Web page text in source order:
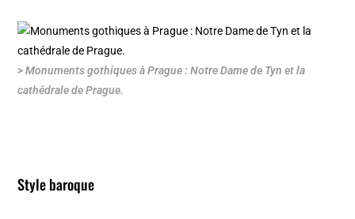
> Monuments gothiques à Prague : Notre Dame de Tyn et la
cathédrale de Prague.
Style baroque